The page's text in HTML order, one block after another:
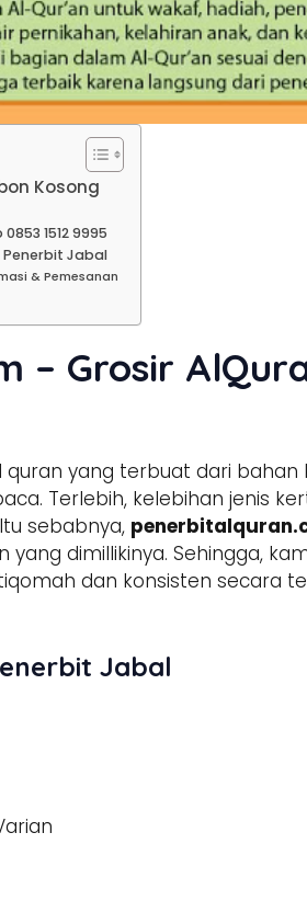
Kosong
1512 9995
Penerbit Jabal
& Pemesanan
– Grosir
quran yang terbuat dari
Terlebih, kelebihan jenis
sebabnya,
dimillikinya. Sehingga,
dan konsisten secara
Jabal